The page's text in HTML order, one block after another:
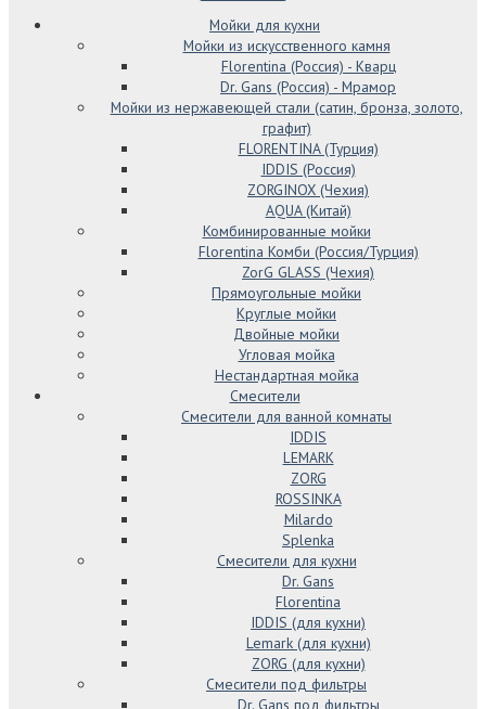
Мойки для кухни
Мойки из искусственного камня
Florentina (Россия) - Кварц
Dr. Gans (Россия) - Мрамор
Мойки из нержавеющей стали (сатин, бронза, золото,
графит)
FLORENTINA (Турция)
IDDIS (Россия)
ZORGINOX (Чехия)
AQUA (Китай)
Комбинированные мойки
Florentina Комби (Россия/Турция)
ZorG GLASS (Чехия)
Прямоугольные мойки
Круглые мойки
Двойные мойки
Угловая мойка
Нестандартная мойка
Смесители
Смесители для ванной комнаты
IDDIS
LEMARK
ZORG
ROSSINKA
Milardo
Splenka
Смесители для кухни
Dr. Gans
Florentina
IDDIS (для кухни)
Lemark (для кухни)
ZORG (для кухни)
Смесители под фильтры
Dr. Gans под фильтры